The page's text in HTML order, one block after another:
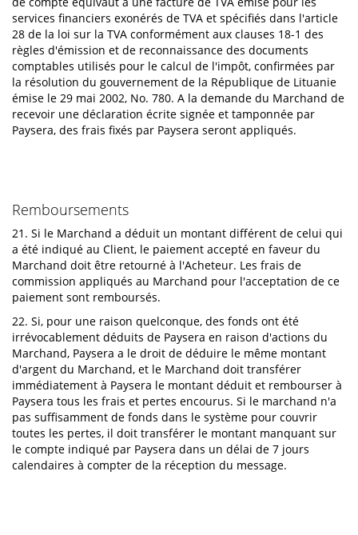
services financiers exonérés de TVA et spécifiés dans l'article
28 de la loi sur la TVA conformément aux clauses 18-1 des
règles d'émission et de reconnaissance des documents
comptables utilisés pour le calcul de l'impôt, confirmées par
la résolution du gouvernement de la République de Lituanie
émise le 29 mai 2002, No. 780. A la demande du Marchand de
recevoir une déclaration écrite signée et tamponnée par
Paysera, des frais fixés par Paysera seront appliqués.
Remboursements
21. Si le Marchand a déduit un montant différent de celui qui
a été indiqué au Client, le paiement accepté en faveur du
Marchand doit être retourné à l'Acheteur. Les frais de
commission appliqués au Marchand pour l'acceptation de ce
paiement sont remboursés.
22. Si, pour une raison quelconque, des fonds ont été
irrévocablement déduits de Paysera en raison d'actions du
Marchand, Paysera a le droit de déduire le même montant
d'argent du Marchand, et le Marchand doit transférer
immédiatement à Paysera le montant déduit et rembourser à
Paysera tous les frais et pertes encourus. Si le marchand n'a
pas suffisamment de fonds dans le système pour couvrir
toutes les pertes, il doit transférer le montant manquant sur
le compte indiqué par Paysera dans un délai de 7 jours
calendaires à compter de la réception du message.